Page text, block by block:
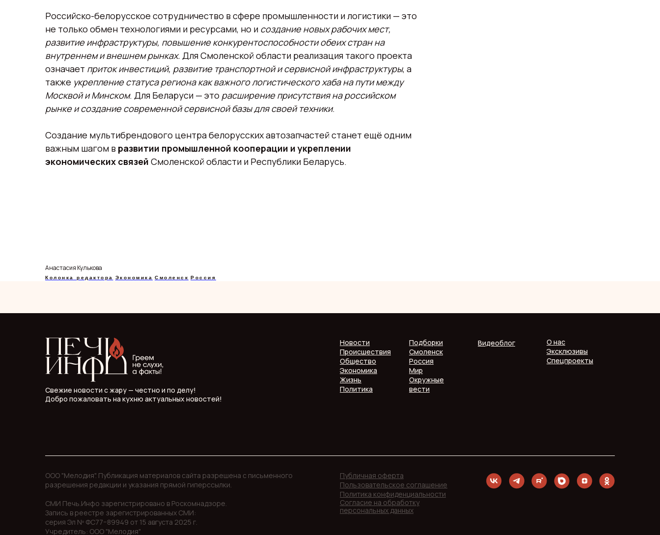
Российско-белорусское сотрудничество в сфере промышленности и логистики — это
не только обмен технологиями и ресурсами, но и создание новых рабочих мест,
развитие инфраструктуры, повышение конкурентоспособности обеих стран на
внутреннем и внешнем рынках. Для Смоленской области реализация такого проекта
означает приток инвестиций, развитие транспортной и сервисной инфраструктуры, а
также укрепление статуса региона как важного логистического хаба на пути между
Москвой и Минском. Для Беларуси — это расширение присутствия на российском
рынке и создание современной сервисной базы для своей техники.
Создание мультибрендового центра белорусских автозапчастей станет ещё одним
важным шагом в развитии промышленной кооперации и укреплении
экономических связей Смоленской области и Республики Беларусь.
Анастасия Кулькова
Колонка редактора Экономика Смоленск Россия
Свежие новости с жару — честно и по делу!
Добро пожаловать на кухню актуальных новостей!
Новости
Происшествия
Общество
Экономика
Жизнь
Политика
Подборки
Смоленск
Россия
Мир
Окружные
вести
Видеоблог
О нас
Эксклюзивы
Спецпроекты
ООО "Мелодия". Публикация материалов сайта разрешена с письменного
разрешения редакции и указания прямой гиперссылки.
СМИ Печь.Инфо зарегистрировано в Роскомнадзоре.
Запись в реестре зарегистрированных СМИ:
серия Эл Nº ФС77−89949 oт 15 августа 2025 г.
Учредитель: ООО "Мелодия"
Публичная оферта
Пользовательское соглашение
Политика конфиденциальности
Согласие на обработку
персональных данных